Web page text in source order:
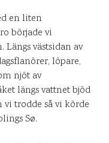
en liten
började vi
västsidan av
löpare,
njöt av
längs vattnet bjöd
vi trodde så vi körde
Sø.